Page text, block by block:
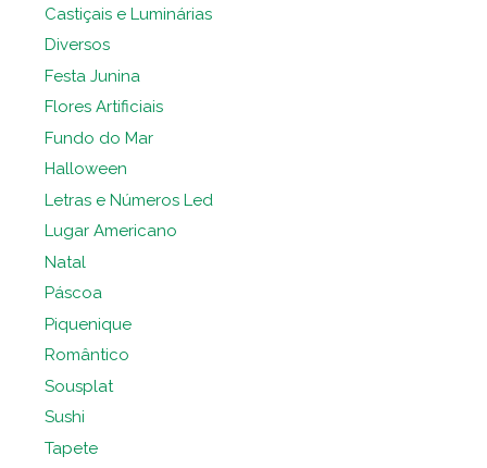
Castiçais e Luminárias
Diversos
Festa Junina
Flores Artificiais
Fundo do Mar
Halloween
Letras e Números Led
Lugar Americano
Natal
Páscoa
Piquenique
Romântico
Sousplat
Sushi
Tapete